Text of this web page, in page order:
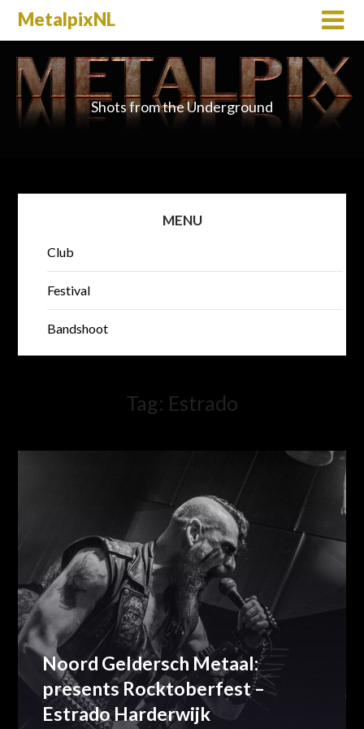
MetalpixNL
Shots from the Underground
MENU
Club
Festival
Bandshoot
Tag: Estrado
Noord Geldersch Metaal:
presents Rocktoberfest –
Estrado Harderwijk